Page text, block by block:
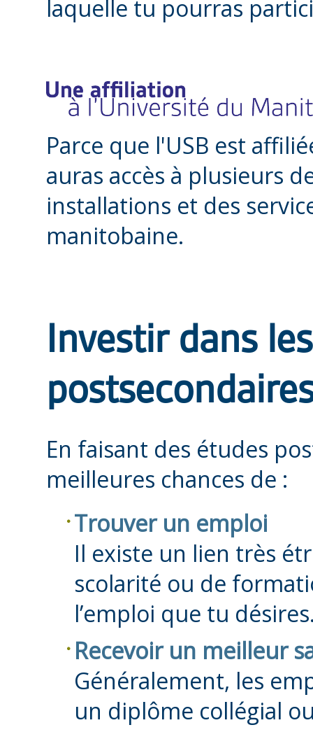
laquelle tu pourras
Parce que l'USB est
auras accès à plusieurs
installations et des
manitobaine.
Investir dans
En faisant des études
meilleures chances de :
Trouver un emploi
Il existe un lien très
scolarité ou de
l’emploi que tu
Recevoir un meilleur
Généralement, les
un diplôme collégial